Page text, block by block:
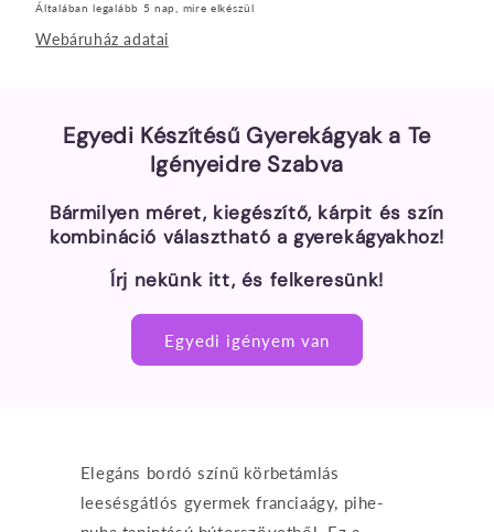
Általában legalább 5 nap, mire elkészül
Webáruház adatai
Egyedi Készítésű Gyerekágyak a Te
Igényeidre Szabva
Bármilyen méret, kiegészítő, kárpit és szín
kombináció választható a gyerekágyakhoz!
Írj nekünk itt, és felkeresünk!
Egyedi igényem van
Elegáns bordó színű körbetámlás
leesésgátlós gyermek franciaágy, pihe-